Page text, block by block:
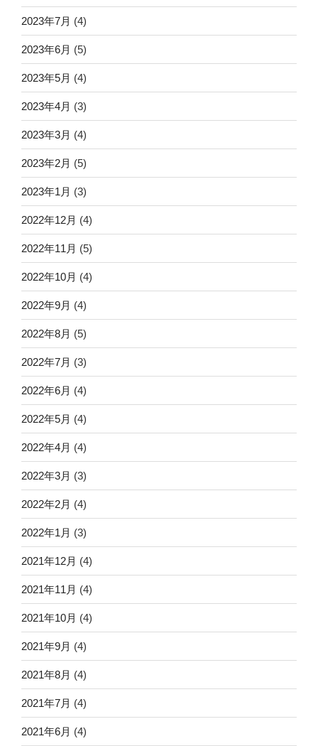
2023年7月 (4)
2023年6月 (5)
2023年5月 (4)
2023年4月 (3)
2023年3月 (4)
2023年2月 (5)
2023年1月 (3)
2022年12月 (4)
2022年11月 (5)
2022年10月 (4)
2022年9月 (4)
2022年8月 (5)
2022年7月 (3)
2022年6月 (4)
2022年5月 (4)
2022年4月 (4)
2022年3月 (3)
2022年2月 (4)
2022年1月 (3)
2021年12月 (4)
2021年11月 (4)
2021年10月 (4)
2021年9月 (4)
2021年8月 (4)
2021年7月 (4)
2021年6月 (4)